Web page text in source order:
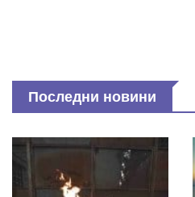
Последни новини